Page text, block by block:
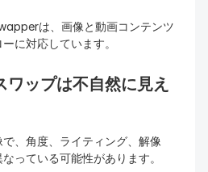
は、画像と動画コンテンツ
に対応しています。
ワップは不自然に見え
、角度、ライティング、解像
っている可能性があります。